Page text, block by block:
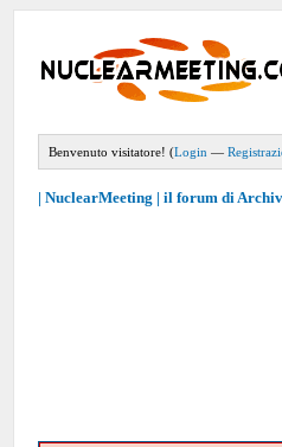
Benvenuto visitatore! (Login —
| NuclearMeeting | il forum di